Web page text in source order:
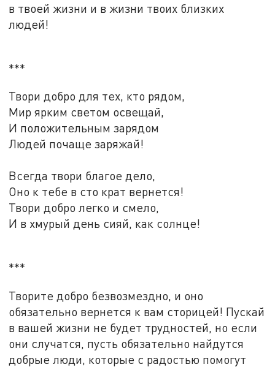
в твоей жизни и в жизни твоих близких
людей!
***
Твори добро для тех, кто рядом,
Мир ярким светом освещай,
И положительным зарядом
Людей почаще заряжай!
Всегда твори благое дело,
Оно к тебе в сто крат вернется!
Твори добро легко и смело,
И в хмурый день сияй, как солнце!
***
Творите добро безвозмездно, и оно
обязательно вернется к вам сторицей! Пускай
в вашей жизни не будет трудностей, но если
они случатся, пусть обязательно найдутся
добрые люди, которые с радостью помогут